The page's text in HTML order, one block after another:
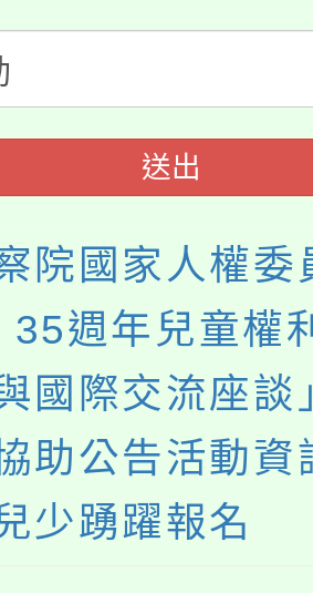
惠，詳情可洽有
增能研習
習
生活教案入校路
送出
院國家人權委
35週年兒童權
國際交流座談
助公告活動資
少踴躍報名